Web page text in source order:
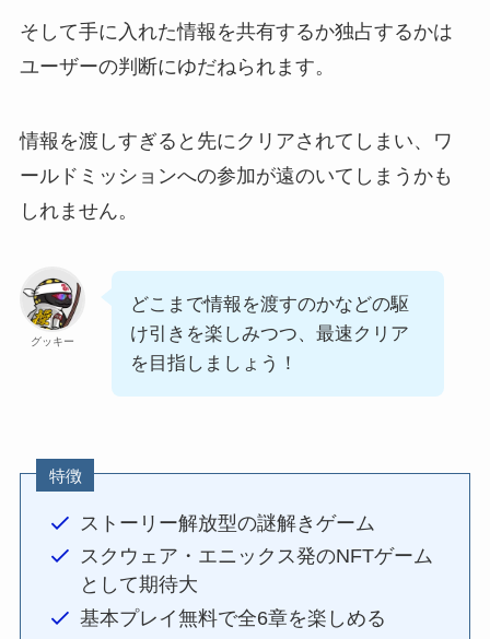
そして手に入れた情報を共有するか独占するかは
ユーザーの判断にゆだねられます。
情報を渡しすぎると先にクリアされてしまい、ワ
ールドミッションへの参加が遠のいてしまうかも
しれません。
グッキー
どこまで情報を渡すのかなどの駆
け引きを楽しみつつ、最速クリア
を目指しましょう！
特徴
ストーリー解放型の謎解きゲーム
スクウェア・エニックス発のNFTゲーム
として期待大
基本プレイ無料で全6章を楽しめる